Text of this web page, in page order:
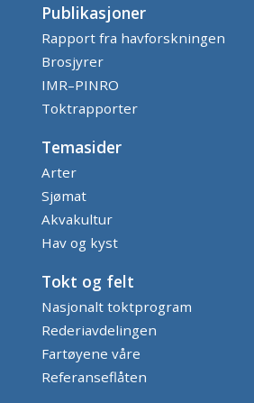
Publikasjoner
Rapport fra havforskningen
Brosjyrer
IMR–PINRO
Toktrapporter
Temasider
Arter
Sjømat
Akvakultur
Hav og kyst
Tokt og felt
Nasjonalt toktprogram
Rederiavdelingen
Fartøyene våre
Referanseflåten